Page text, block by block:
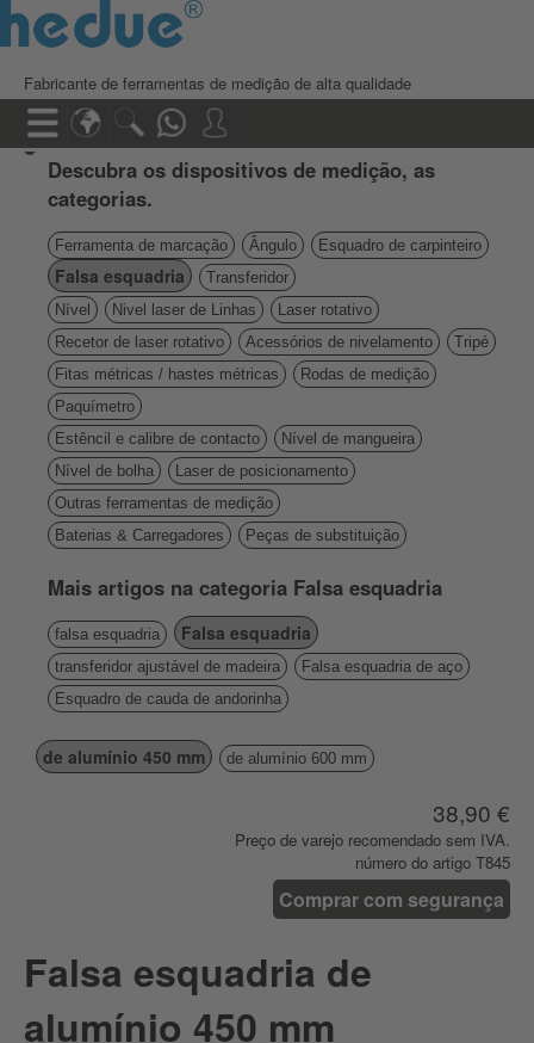
Fabricante de ferramentas de medição de alta qualidade
Descubra os dispositivos de medição, as
categorias.
Ferramenta de marcação Ângulo Esquadro de carpinteiro
Falsa esquadria
Transferidor
Nível
Nivel laser de Linhas
Laser rotativo
Recetor de laser rotativo
Acessórios de nivelamento
Tripé
Fitas métricas / hastes métricas
Rodas de medição
Paquímetro
Estêncil e calibre de contacto
Nível de mangueira
Nível de bolha
Laser de posicionamento
Outras ferramentas de medição
Baterias & Carregadores
Peças de substituição
Mais artigos na categoria Falsa esquadria
falsa esquadria Falsa esquadria
transferidor ajustável de madeira
Falsa esquadria de aço
Esquadro de cauda de andorinha
de alumínio 450 mm de alumínio 600 mm
38,90 €
Preço de varejo recomendado sem IVA.
número do artigo T845
Comprar com segurança
Falsa esquadria de
alumínio 450 mm